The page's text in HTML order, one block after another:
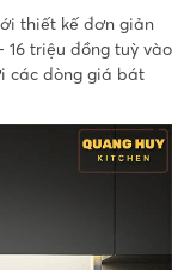
thiết kế đơn giản
triệu đồng tuỳ vào
các dòng giá bát